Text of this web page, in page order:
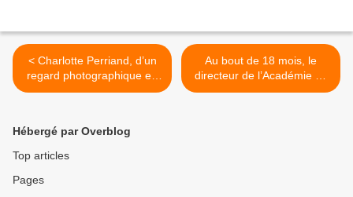
< Charlotte Perriand, d’un
regard photographique en
éventail
Au bout de 18 mois, le
directeur de l’Académie de
France à Rome – Villa
Hébergé par Overblog
Top articles
Pages